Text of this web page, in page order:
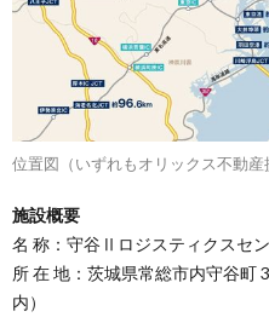
位置図（いずれもオリックス不動産
施設概要
名 称：守谷Ⅱロジスティクスセ
所 在 地：茨城県常総市内守谷町
内）